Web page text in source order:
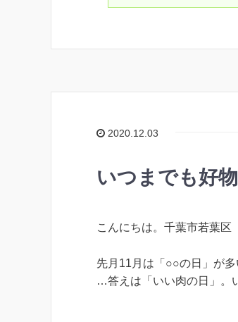
2020.12.03
いつまでも好物
こんにちは。千葉市若葉区
先月11月は「○○の日」が
…答えは「いい肉の日」。